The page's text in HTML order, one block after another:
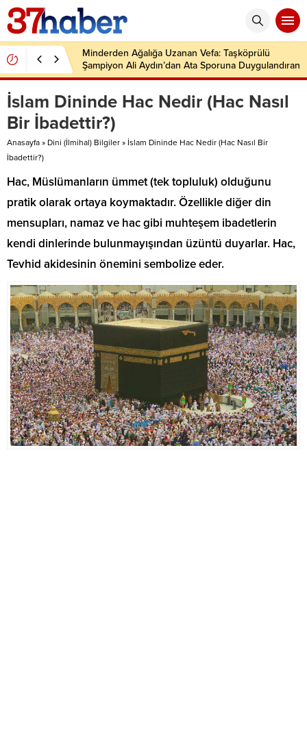
Minderden Ağalığa Uzanan Vefa: Taşköprülü
Şampiyon Ali Aydın’dan Ata Sporuna Duygulandıran
Dönüş
İslam Dininde Hac Nedir (Hac Nasıl
Bir İbadettir?)
Anasayfa » Dini (İlmihal) Bilgiler » İslam Dininde Hac Nedir (Hac Nasıl Bir
İbadettir?)
Hac, Müslümanların ümmet (tek topluluk) olduğunu
pratik olarak ortaya koymaktadır. Özellikle diğer din
mensupları, namaz ve hac gibi muhteşem ibadetlerin
kendi dinlerinde bulunmayışından üzüntü duyarlar. Hac,
Tevhid akidesinin önemini sembolize eder.